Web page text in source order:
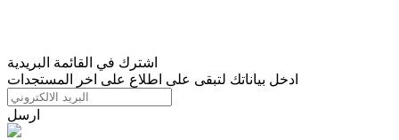
اشترك في القائمة البريدية
ادخل بياناتك لتبقى على اطلاع على اخر المستجدات
ارسل